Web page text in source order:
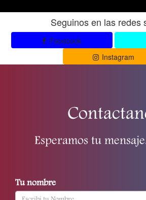
Seguinos en las redes
Facebook
Instagram
Esperamos tu
Tu nombre